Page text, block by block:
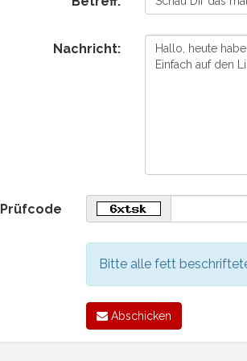
Nachricht:
Prüfcode
Bitte alle fett
Abschicken